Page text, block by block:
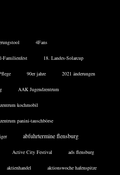
4Fans
Familienfest 18. Landes-Solarcup
90er jahre 2021 änderungen
AAK Jugendzentrum
kochmobil
panini-tauschbörse
abfuhrtermine flensburg
Active City Festival ads flensburg
aktienhandel aktionswoche hafenspitze